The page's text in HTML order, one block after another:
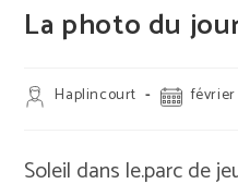
La photo du
Auteur/autrice
de
Haplincourt
Publication
publiée :
février
Soleil dans le.parc de